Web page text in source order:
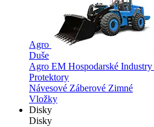
Agro
Duše
Agro EM Hospodarské Industry
Protektory
Návesové Záberové Zimné
Vložky
Disky
Disky